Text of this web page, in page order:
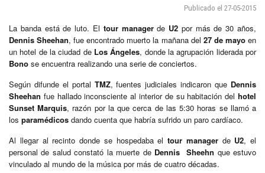
Publicado el 27-05-2015
La banda está de luto. El tour managerde U2 por más de 30 años,
Dennis Sheehan, fue encontrado muerto la mañana del 27 de mayoen
un hotel de la ciudad de Los Ángeles, donde la agrupación liderada por
Bono se encuentra realizando una serie de conciertos.
Según difunde el portal TMZ, fuentes judiciales indicaron que Dennis
Sheehan fue hallado inconsciente al interior de su habitación del hotel
Sunset Marquis, razón por la que cerca de las 5:30 horas se llamó a
los paramédicos dando cuenta que habría sufrido un paro cardíaco.
Al llegar al recinto donde se hospedaba el tour managerde U2, el
personal de salud constató la muerte de Dennis Sheehn que estuvo
vinculado al mundo de la música por más de cuatro décadas.